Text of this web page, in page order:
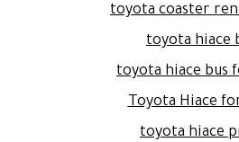
toyota coaster
toyota hiace
toyota hiace bus
Toyota Hiace
toyota hiace